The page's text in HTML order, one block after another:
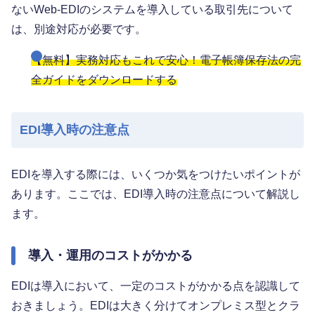
ないWeb-EDIのシステムを導入している取引先について
は、別途対応が必要です。
【無料】実務対応もこれで安心！電子帳簿保存法の完
全ガイドをダウンロードする
EDI導入時の注意点
EDIを導入する際には、いくつか気をつけたいポイントが
あります。ここでは、EDI導入時の注意点について解説し
ます。
導入・運用のコストがかかる
EDIは導入において、一定のコストがかかる点を認識して
おきましょう。EDIは大きく分けてオンプレミス型とクラ